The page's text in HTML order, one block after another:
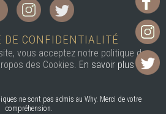
DE CONFIDENTIALITÉ
vous acceptez notre politique de
des Cookies. En savoir plus
ne sont pas admis au Why. Merci de votre
compréhension.